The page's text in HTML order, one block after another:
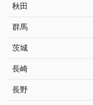
秋田
群馬
茨城
長崎
長野